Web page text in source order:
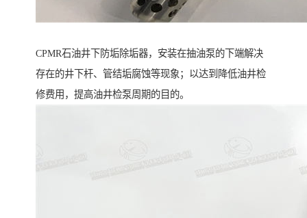
CPMR石油井下防垢除垢器，安装在抽油泵的下端解决
存在的井下杆、管结垢腐蚀等现象；以达到降低油井检
修费用，提高油井检泵周期的目的。